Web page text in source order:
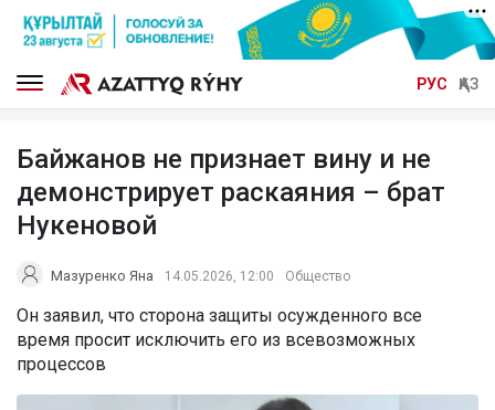
РУС ҚАЗ
Байжанов не признает вину и не
демонстрирует раскаяния – брат
Нукеновой
Мазуренко Яна 14.05.2026, 12:00 Общество
Он заявил, что сторона защиты осужденного все
время просит исключить его из всевозможных
процессов